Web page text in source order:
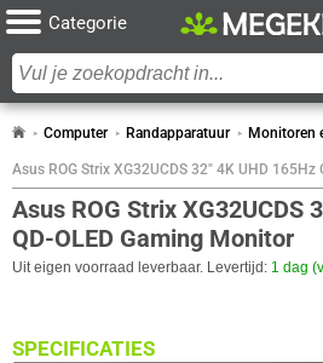
Categorie
Computer Randapparatuur Monitoren
Asus ROG Strix XG32UCDS 32" 4K UHD 165Hz
Asus ROG Strix XG32UCDS
QD-OLED Gaming Monitor
Uit eigen voorraad leverbaar. Levertijd: 1 dag
SPECIFICATIES